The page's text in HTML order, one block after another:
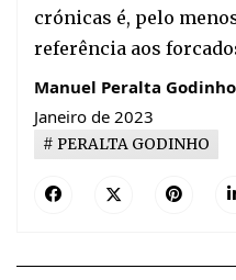
crónicas é, pelo
referência aos
Manuel Peralta
Janeiro de 2023
PERALTA GODINHO